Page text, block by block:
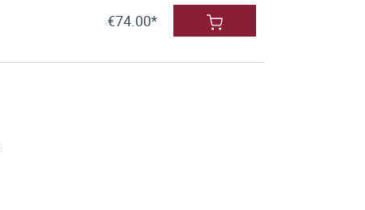
€74.00*